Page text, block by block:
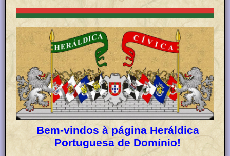
Bem-vindos à página Heráldica
Portuguesa de Domínio!